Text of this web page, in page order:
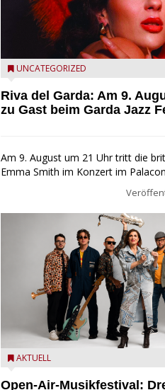
Riva del Garda - Emma Smith zu
UNCATEGORIZED
Riva del Garda: Am 9.
zu Gast beim Garda Jazz
Am 9. August um 21 Uhr tritt die
Emma Smith im Konzert im
Castelnuovo del Garda: Die
AKTUELL
Open-Air-Musikfestival: